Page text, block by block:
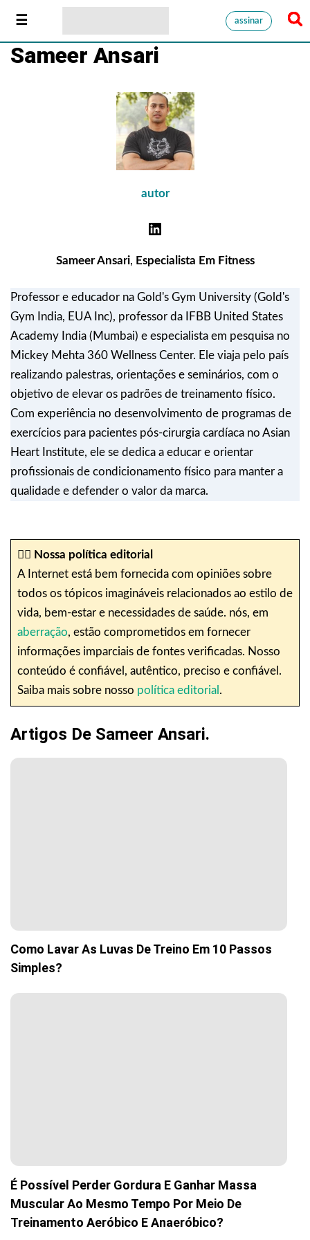
assinar
Sameer Ansari
autor
Sameer Ansari, Especialista Em Fitness
Professor e educador na Gold's Gym University (Gold's
Gym India, EUA Inc), professor da IFBB United States
Academy India (Mumbai) e especialista em pesquisa no
Mickey Mehta 360 Wellness Center. Ele viaja pelo país
realizando palestras, orientações e seminários, com o
objetivo de elevar os padrões de treinamento físico.
Com experiência no desenvolvimento de programas de
exercícios para pacientes pós-cirurgia cardíaca no Asian
Heart Institute, ele se dedica a educar e orientar
profissionais de condicionamento físico para manter a
qualidade e defender o valor da marca.
✍🏼 Nossa política editorial
A Internet está bem fornecida com opiniões sobre
todos os tópicos imagináveis relacionados ao estilo de
vida, bem-estar e necessidades de saúde. nós, em
aberração, estão comprometidos em fornecer
informações imparciais de fontes verificadas. Nosso
conteúdo é confiável, autêntico, preciso e confiável.
Saiba mais sobre nosso política editorial .
Artigos De Sameer Ansari.
Como Lavar As Luvas De Treino Em 10 Passos
Simples?
É Possível Perder Gordura E Ganhar Massa
Muscular Ao Mesmo Tempo Por Meio De
Treinamento Aeróbico E Anaeróbico?